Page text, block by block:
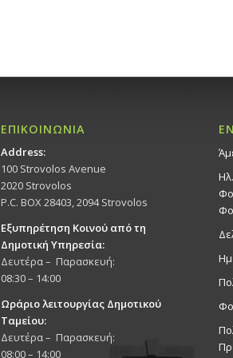
ΕΠΙΚΟΙΝΩΝΙΑ
Address:
100 Strovolos Avenue
2020 Strovolos
P.C. BOX 28403, 2094 Strovolos
Εξυπηρέτηση Κοινού από τη
Δημοτική Υπηρεσία:
Δευτέρα – Παρασκευή:
08:30 – 14:00
Ωράριο λειτουργίας Δημοτικού
Ταμείου:
Δευτέρα – Παρασκευή:
08:00 – 14:00